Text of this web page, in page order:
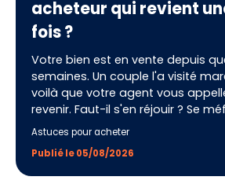
acheteur qui revient
fois ?
Votre bien est en vente depuis
semaines. Un couple l'a visité
voilà que votre agent vous
revenir. Faut-il s'en réjouir ? Se
quelque chose de particulier ? La
l'un des signaux les plus forts
vente immobilière, et pourtant,
vendeurs ne savent pas
Astuces pour acheter
Publié le 05/08/2026